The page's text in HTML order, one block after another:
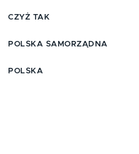
CZYŻ TAK
POLSKA SAMORZĄDNA
POLSKA